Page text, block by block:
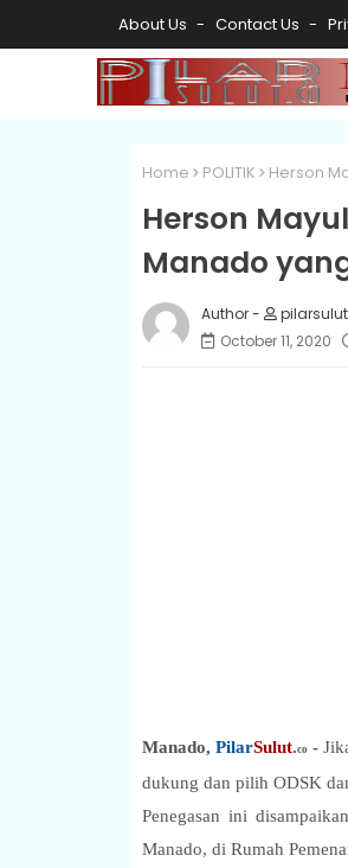
About Us Contact Us
Home POLITIK Herson
Herson
Manado
October 11, 2020
Manado, PilarSulut.co -
dukung dan pilih ODSK
Penegasan ini
Manado, di Rumah